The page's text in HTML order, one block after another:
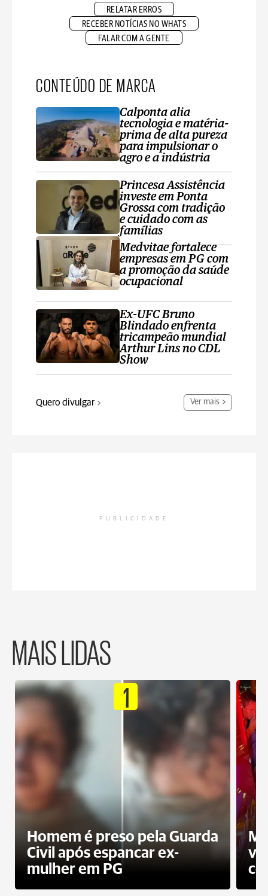
RELATAR ERROS
RECEBER NOTÍCIAS NO WHATS
FALAR COM A GENTE
CONTEÚDO DE MARCA
Calponta alia
tecnologia e matéria-
prima de alta pureza
para impulsionar o
agro e a indústria
Princesa Assistência
investe em Ponta
Grossa com tradição
e cuidado com as
famílias
Medvitae fortalece
empresas em PG com
a promoção da saúde
ocupacional
Ex-UFC Bruno
Blindado enfrenta
tricampeão mundial
Arthur Lins no CDL
Show
Quero divulgar Ver mais
PUBLICIDADE
MAIS LIDAS
1
Homem é preso pela Guarda
Civil após espancar ex-
mulher em PG